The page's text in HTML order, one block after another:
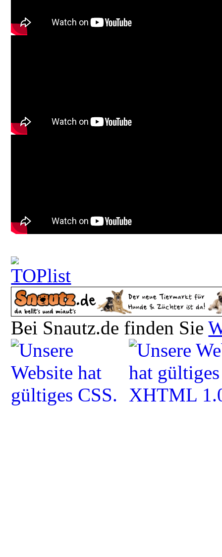
Bei Snautz.de finden Sie